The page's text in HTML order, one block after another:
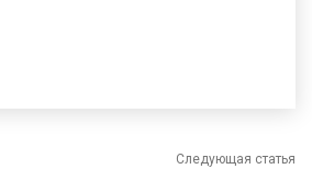
Следующая статья